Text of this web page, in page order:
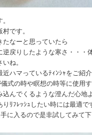
です。
たなーと思っていたら
逆戻りしたような寒さ・・・
ね。
ハマっているﾃｨﾝｼｬをご紹介
式の時や瞑想の時等に使用
込んでくるような澄んだ心地
ﾘﾌﾚｯｼｭしたい時には最適で
に入るので是非試してみて下